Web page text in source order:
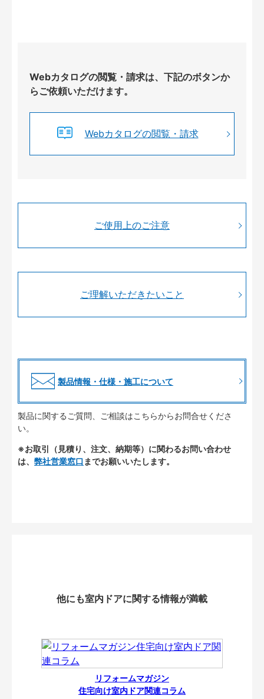
Webカタログの閲覧・請求は、下記のボタンか
らご依頼いただけます。
Webカタログの閲覧・請求
ご使用上のご注意
ご理解いただきたいこと
製品情報・仕様・施工について
製品に関するご質問、ご相談はこちらからお問合せくださ
い。
※お取引（見積り、注文、納期等）に関わるお問い合わせ
は、 弊社営業窓口 までお願いいたします。
他にも室内ドアに関する情報が満載
リフォームマガジン
住宅向け室内ドア関連コラム